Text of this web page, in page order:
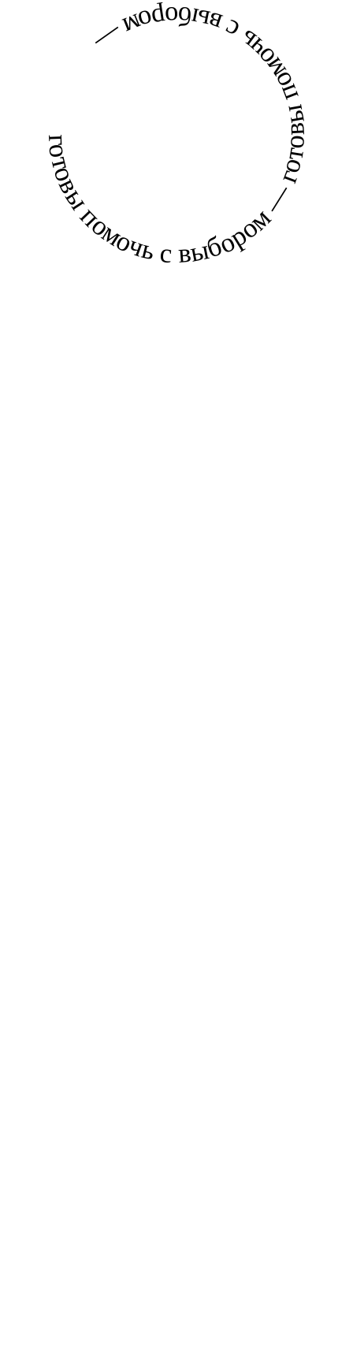
готовы помочь с выбором — готовы помочь с выбором —